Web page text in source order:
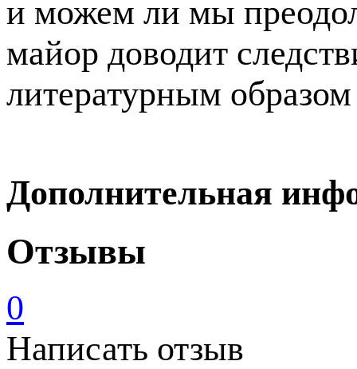
и можем ли мы
майор доводит
литературным
Дополнительная
Отзывы
0
Написать отзыв